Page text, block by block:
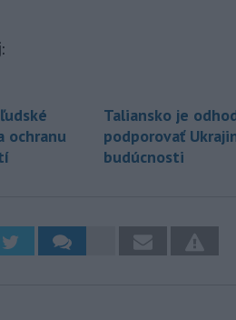
ochranu
Taliansko je
podporovať
budúcnosti